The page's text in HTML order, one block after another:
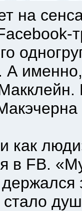
А
люди»,
в FB.
стало